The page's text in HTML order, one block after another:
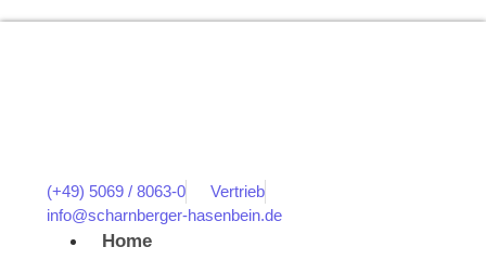
(+49) 5069 / 8063-0
Vertrieb
info@scharnberger-hasenbein.de
Home